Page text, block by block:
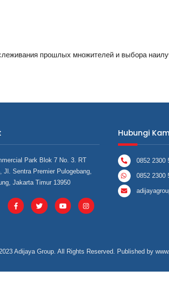
прошлых множителей и выбора
Park Blok 7 No. 3. RT
Jl. Sentra Premier Pulogebang,
Jakarta Timur 13950
Hubungi
0852 2300
0852 2300
Adijaya Group. All Rights Reserved. Published by